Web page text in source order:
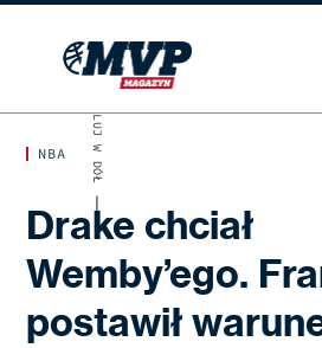
NBA
Drake chciał
Wemby’ego.
postawił
SKROLUJ W DÓŁ